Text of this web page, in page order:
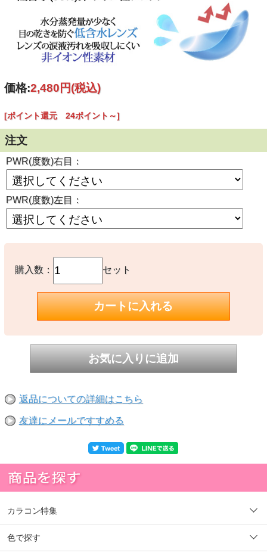
価格:2,480円(税込)
[ポイント還元 24ポイント～]
注文
PWR(度数)右目：
PWR(度数)左目：
購入数： セット
返品についての詳細はこちら
友達にメールですすめる
カラコン特集
色で探す